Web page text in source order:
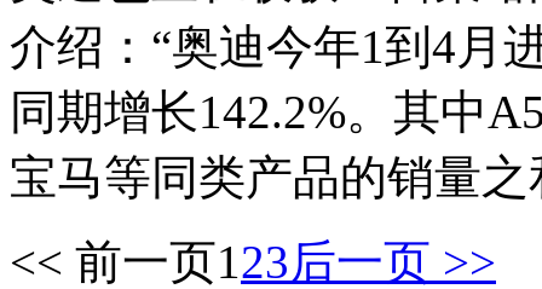
介绍：“奥迪今年1到4月
同期增长142.2%。其中
宝马等同类产品的销量之
<< 前一页123后一页 >>